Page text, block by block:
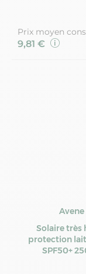
Prix moyen
9,81 €
Avene
Solaire très
protection
SPF50+